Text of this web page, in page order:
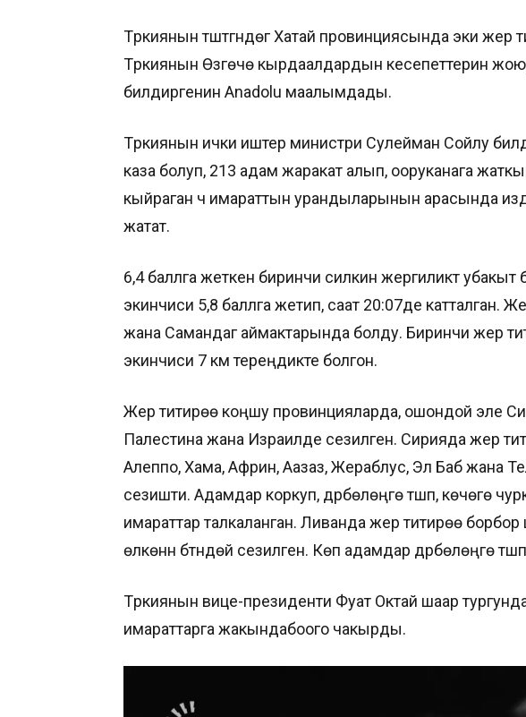
Түркиянын түштүгүндөгү Хатай провинциясында эки
Түркиянын Өзгөчө кырдаалдардын кесепеттерин
билдиргенин Anadolu маалымдады.
Түркиянын ички иштер министри Сулейман Сойлу
каза болуп, 213 адам жаракат алып, ооруканага
кыйраган үч имараттын урандыларынын арасында
жатат.
6,4 баллга жеткен биринчи силкинүү жергиликтүү
экинчиси 5,8 баллга жетип, саат 20:07де катталган.
жана Самандаг аймактарында болду. Биринчи жер
экинчиси 7 км тереңдикте болгон.
Жер титирөө коңшу провинцияларда, ошондой эле
Палестина жана Израилде сезилген. Сирияда жер
Алеппо, Хама, Африн, Аазаз, Жераблус, Эл Баб жана
сезишти. Адамдар коркуп, дүрбөлөңгө түшүп, көчөгө
имараттар талкаланган. Ливанда жер титирөө
өлкөнүн бүтүндөй сезилген. Көп адамдар дүрбөлөңгө
Түркиянын вице-президенти Фуат Октай шаар
имараттарга жакындабоого чакырды.